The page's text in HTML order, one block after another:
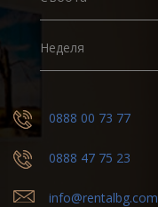
Неделя
0888 00 73 77
0888 47 75 23
info@rentalbg.com